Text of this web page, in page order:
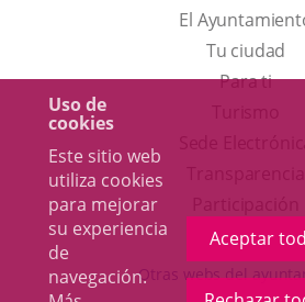
Uso de
cookies
Este sitio web
utiliza cookies
para mejorar
su experiencia
de
navegación.
Aceptar
El
Tu ciudad
Para ti
en
Otras webs del